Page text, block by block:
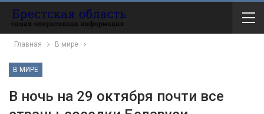
Главная В мире
В МИРЕ
В ночь на 29 октября почти все